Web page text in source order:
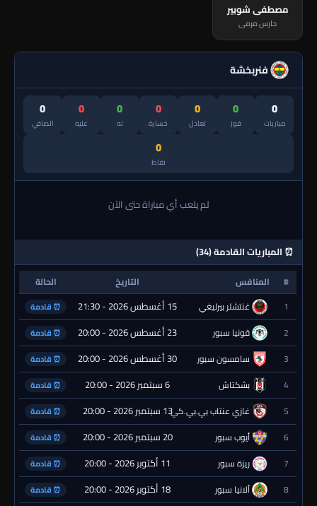
مصطفى شوبير
حارس مرمى
فنربخشة
0
مباريات
0
فوز
0
تعادل
0
خسارة
0
له
0
عليه
0
الصافي
0
نقاط
لم يلعب أي مباراة حتى الآن
⏰ المباريات القادمة (34)
# المنافس التاريخ
الحالة
1
غنتشلر بيرليغي 15 أغسطس 2026 - 21:30 ⏰ قادمة
2 قونيا سبور 23 أغسطس 2026 - 20:00 ⏰ قادمة
3 سامسون سبور 30 أغسطس 2026 - 20:00 ⏰ قادمة
4 بشكتاش 6 سبتمبر 2026 - 20:00 ⏰ قادمة
5 غازي عنتاب بي.بي.كي.13 سبتمبر 2026 - 20:00 ⏰ قادمة
6 أيوب سبور 20 سبتمبر 2026 - 20:00 ⏰ قادمة
7 ريزة سبور 11 أكتوبر 2026 - 20:00 ⏰ قادمة
8 ألانيا سبور 18 أكتوبر 2026 - 20:00 ⏰ قادمة